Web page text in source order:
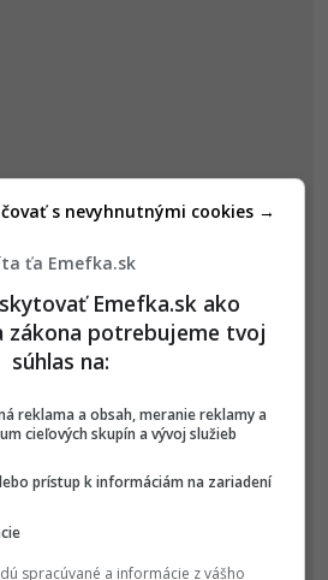
ťa Emefka.sk
Emefka.sk ako
zákona potrebujeme tvoj
súhlas na:
reklama a obsah, meranie reklamy a
cieľových skupín a vývoj služieb
prístup k informáciám na zariadení
spracúvané a informácie z vášho
s nevyhnutnými cookies →